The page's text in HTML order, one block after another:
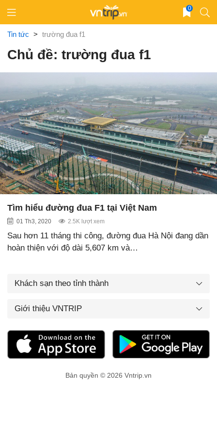
content
0
Tin tức > trường đua f1
Chủ đề: trường đua f1
Tìm hiểu đường đua F1 tại Việt Nam
01 Th3, 2020 2.5K lượt xem
Sau hơn 11 tháng thi công, đường đua Hà Nội đang dần
hoàn thiện với độ dài 5,607 km và…
Khách sạn theo tỉnh thành
Giới thiệu VNTRIP
Bản quyền © 2026 Vntrip.vn